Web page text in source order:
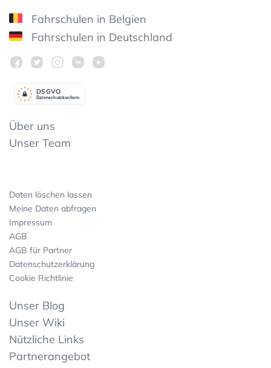
Fahrschulen in Belgien
Fahrschulen in Deutschland
Datenschutzkonform
DSGVO
Über uns
Unser Team
Daten löschen lassen
Meine Daten abfragen
Impressum
AGB
AGB für Partner
Datenschutzerklärung
Cookie Richtlinie
Unser Blog
Unser Wiki
Nützliche Links
Partnerangebot